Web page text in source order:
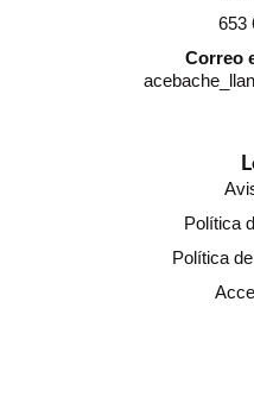
653
Correo
Política
Política